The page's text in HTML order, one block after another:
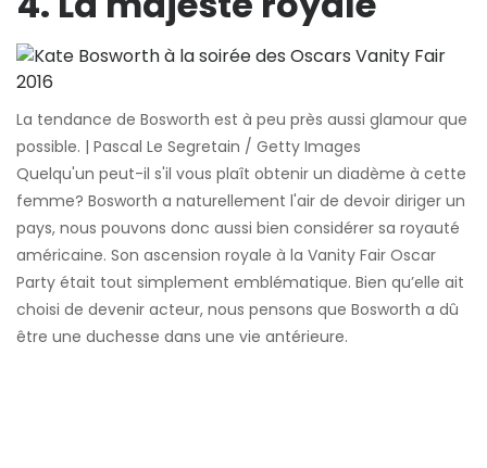
La tendance de Bosworth est à peu près aussi glamour que
possible. | Pascal Le Segretain / Getty Images
Quelqu'un peut-il s'il vous plaît obtenir un diadème à cette
femme? Bosworth a naturellement l'air de devoir diriger un
pays, nous pouvons donc aussi bien considérer sa royauté
américaine. Son ascension royale à la Vanity Fair Oscar
Party était tout simplement emblématique. Bien qu’elle ait
choisi de devenir acteur, nous pensons que Bosworth a dû
être une duchesse dans une vie antérieure.